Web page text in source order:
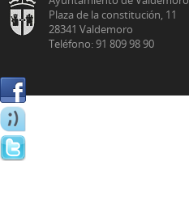
Plaza de la constitución, 11
28341 Valdemoro
Teléfono: 91 809 98 90